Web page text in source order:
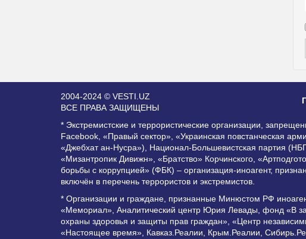
2004-2024 © VESTI.UZ
ВСЕ ПРАВА ЗАЩИЩЕНЫ
* Экстремистские и террористические организации,
Facebook, «Правый сектор», «Украинская повстанческая
«Джебхат ан-Нусра»), Национал-Большевистская партия
«Мизантропик Дивижн», «Братство» Корчинского,
борьбы с коррупцией» (ФБК) – организация-иноагент,
включён в перечень террористов и экстремистов.
* Организации и граждане, признанные Минюстом РФ
«Мемориал», Аналитический центр Юрия Левады, фонд «В
охраны здоровья и защиты прав граждан», «Центр
«Настоящее время», Кавказ.Реалии, Крым.Реалии,